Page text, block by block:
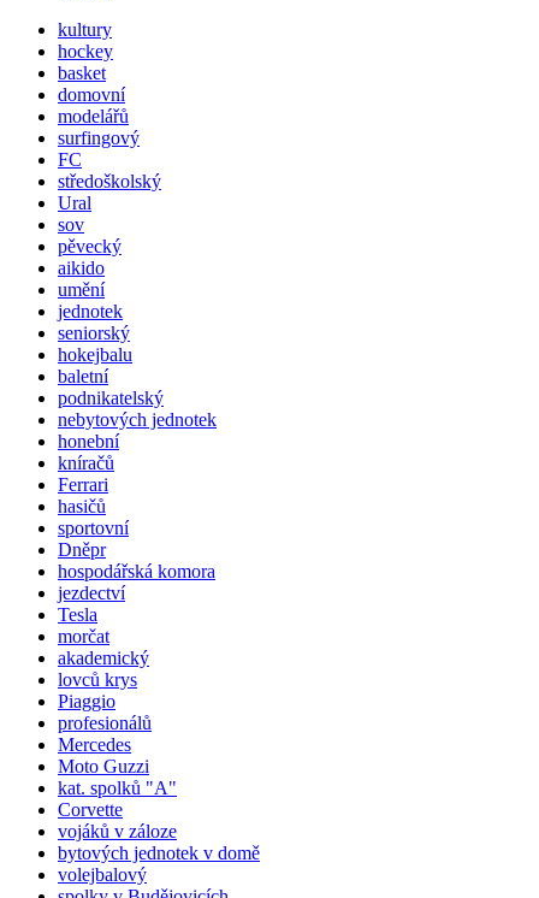
kultury
hockey
basket
domovní
modelářů
surfingový
FC
středoškolský
Ural
sov
pěvecký
aikido
umění
jednotek
seniorský
hokejbalu
baletní
podnikatelský
nebytových jednotek
honební
kníračů
Ferrari
hasičů
sportovní
Dněpr
hospodářská komora
jezdectví
Tesla
morčat
akademický
lovců krys
Piaggio
profesionálů
Mercedes
Moto Guzzi
kat. spolků "A"
Corvette
vojáků v záloze
bytových jednotek v domě
volejbalový